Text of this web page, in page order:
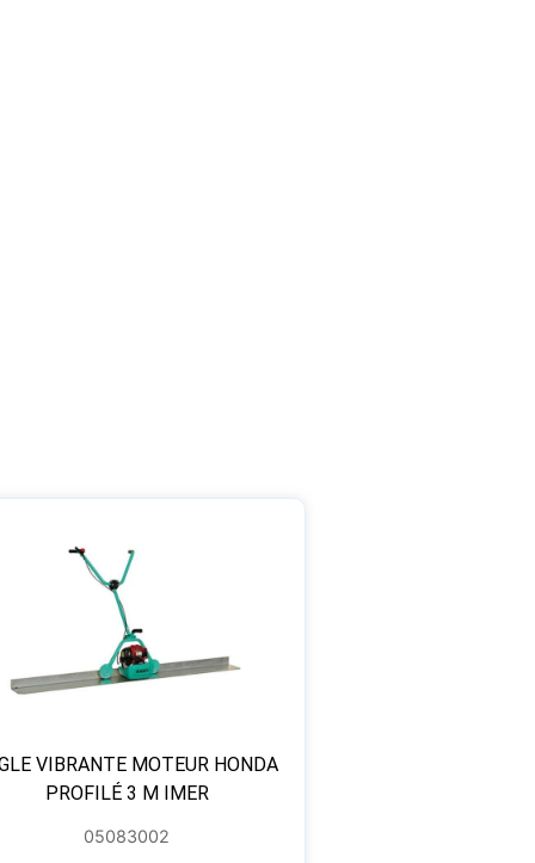
VIBRANTE MOTEUR HONDA
PROFILÉ 3 M IMER
05083002